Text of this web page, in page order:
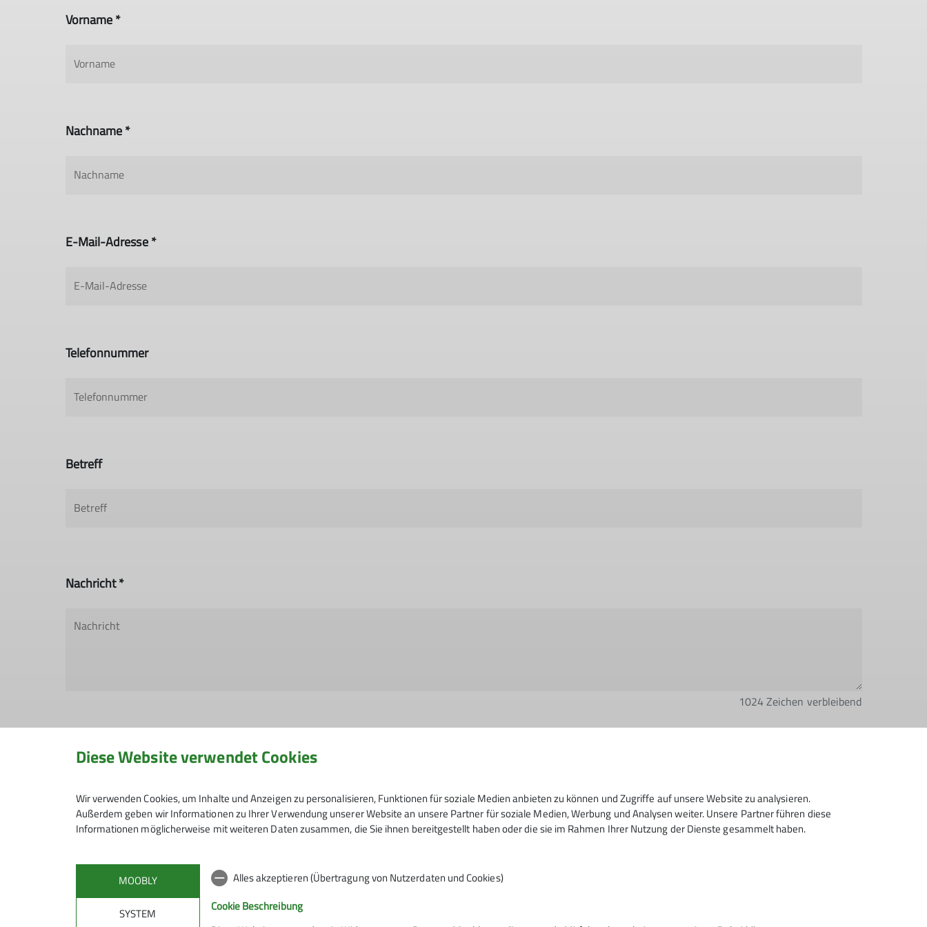
Vorname *
Nachname *
E-Mail-Adresse *
Telefonnummer
Betreff
Nachricht *
1024Zeichen verbleibend
Hiermit erkläre ich mich einverstanden, dass meine in das Kontaktformular eingegebenen Daten elektronisch gesichert und zum Zweck der
Kontaktaufnahme verarbeitet und genutzt werden. Mir ist bekannt, dass ich meine Einwilligung jederzeit wiederrufen kann. *
Mit (*) markierte Felder sind Pflichtfelder
Diese Website verwendet Cookies
Wir verwenden Cookies, um Inhalte und Anzeigen zu personalisieren, Funktionen für soziale Medien anbieten zu können und Zugriffe auf unsere Website zu analysieren.
Außerdem geben wir Informationen zu Ihrer Verwendung unserer Website an unsere Partner für soziale Medien, Werbung und Analysen weiter. Unsere Partner führen diese
Informationen möglicherweise mit weiteren Daten zusammen, die Sie ihnen bereitgestellt haben oder die sie im Rahmen Ihrer Nutzung der Dienste gesammelt haben.
MOOBLY
SYSTEM
Alles akzeptieren (Übertragung von Nutzerdaten und Cookies)
Cookie Beschreibung